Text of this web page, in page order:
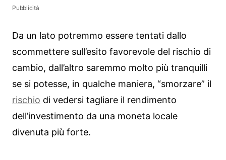
Pubblicità
Da un lato potremmo essere tentati dallo
scommettere sull’esito favorevole del rischio di
cambio, dall’altro saremmo molto più tranquilli
se si potesse, in qualche maniera, “smorzare” il
rischio di vedersi tagliare il rendimento
dell’investimento da una moneta locale
divenuta più forte.